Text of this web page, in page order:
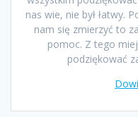
nas wie, nie był łatwy.
nam się zmierzyć to
pomoc. Z tego
podziękować